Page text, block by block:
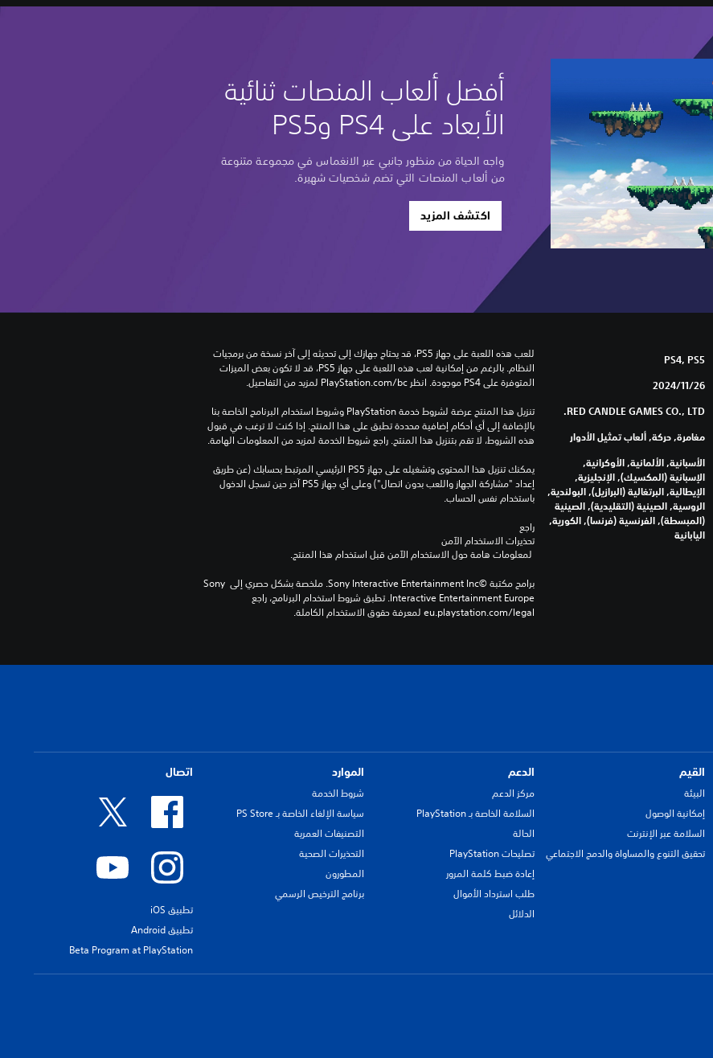
أفضل ألعاب المنصات ثنائية
الأبعاد على PS4 وPS5
واجه الحياة من منظور جانبي عبر الانغماس في مجموعة متنوعة
من ألعاب المنصات التي تضم شخصيات شهيرة.
اكتشف المزيد
PS4, PS5
26‏/11‏/2024
RED CANDLE GAMES CO., LTD.
مغامرة, حركة, ألعاب تمثيل الأدوار
الأسبانية, الألمانية, الأوكرانية,
الإسبانية (المكسيك), الإنجليزية,
الإيطالية, البرتغالية (البرازيل), البولندية,
الروسية, الصينية (التقليدية), الصينية
(المبسطة), الفرنسية (فرنسا), الكورية,
اليابانية
للعب هذه اللعبة على جهاز PS5، قد يحتاج جهازك إلى تحديثه إلى آخر نسخة من برمجيات
النظام. بالرغم من إمكانية لعب هذه اللعبة على جهاز PS5، قد لا تكون بعض الميزات
المتوفرة على PS4 موجودة. انظر ‎PlayStation.com/bc لمزيد من التفاصيل.
بالإضافة إلى أي أحكام إضافية محددة تطبق على هذا المنتج. إذا كنت لا ترغب في قبول
هذه الشروط، لا تقم بتنزيل هذا المنتج. راجع شروط الخدمة لمزيد من المعلومات الهامة.
يمكنك تنزيل هذا المحتوى وتشغيله على جهاز PS5 الرئيسي المرتبط بحسابك (عن طريق
إعداد "مشاركة الجهاز واللعب بدون اتصال") وعلى أي جهاز PS5 آخر حين تسجل الدخول
باستخدام نفس الحساب.
راجع
تحذيرات الاستخدام الآمن
برامج مكتبة ©Sony Interactive Entertainment Inc. ملخصة بشكل حصري إلى Sony
eu.playstation.com/legal لمعرفة حقوق الاستخدام الكاملة.
القيم
البيئة
إمكانية الوصول
السلامة عبر الإنترنت
تحقيق التنوع والمساواة والدمج الاجتماعي
الدعم
مركز الدعم
السلامة الخاصة بـ PlayStation
الحالة
تصليحات PlayStation
إعادة ضبط كلمة المرور
طلب استرداد الأموال
الدلائل
الموارد
شروط الخدمة
سياسة الإلغاء الخاصة بـ PS Store
التصنيفات العمرية
التحذيرات الصحية
المطورون
برنامج الترخيص الرسمي
اتصال
تطبيق iOS
تطبيق Android
Beta Program at PlayStation